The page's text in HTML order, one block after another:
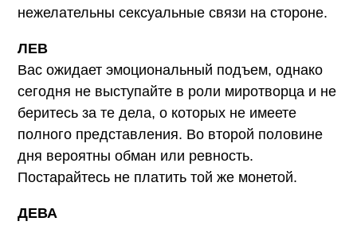
нежелательны сексуальные связи на стороне.
ЛЕВ
Вас ожидает эмоциональный подъем, однако
сегодня не выступайте в роли миротворца и не
беритесь за те дела, о которых не имеете
полного представления. Во второй половине
дня вероятны обман или ревность.
Постарайтесь не платить той же монетой.
ДЕВА